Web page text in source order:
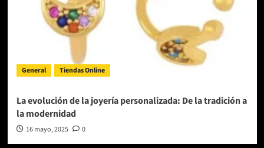
General Tiendas Online
La evolución de la joyería personalizada: De la tradición a
la modernidad
16 mayo, 2025 0